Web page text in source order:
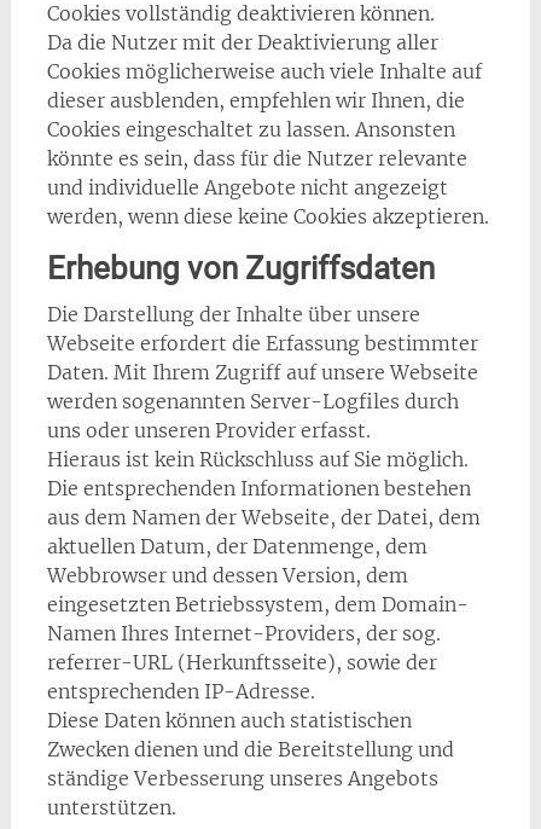
Cookies vollständig deaktivieren können.
Da die Nutzer mit der Deaktivierung aller
Cookies möglicherweise auch viele Inhalte auf
dieser ausblenden, empfehlen wir Ihnen, die
Cookies eingeschaltet zu lassen. Ansonsten
könnte es sein, dass für die Nutzer relevante
und individuelle Angebote nicht angezeigt
werden, wenn diese keine Cookies akzeptieren.
Erhebung von Zugriffsdaten
Die Darstellung der Inhalte über unsere
Webseite erfordert die Erfassung bestimmter
Daten. Mit Ihrem Zugriff auf unsere Webseite
werden sogenannten Server-Logfiles durch
uns oder unseren Provider erfasst.
Hieraus ist kein Rückschluss auf Sie möglich.
Die entsprechenden Informationen bestehen
aus dem Namen der Webseite, der Datei, dem
aktuellen Datum, der Datenmenge, dem
Webbrowser und dessen Version, dem
eingesetzten Betriebssystem, dem Domain-
Namen Ihres Internet-Providers, der sog.
referrer-URL (Herkunftsseite), sowie der
entsprechenden IP-Adresse.
Diese Daten können auch statistischen
Zwecken dienen und die Bereitstellung und
ständige Verbesserung unseres Angebots
unterstützen.